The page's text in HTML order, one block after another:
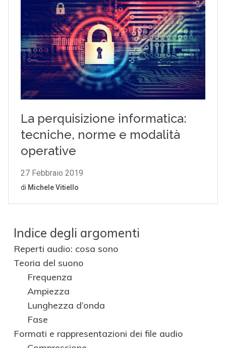
Indice degli argomenti
Reperti audio: cosa sono
Teoria del suono
Frequenza
Ampiezza
Lunghezza d’onda
Fase
Formati e rappresentazioni dei file audio